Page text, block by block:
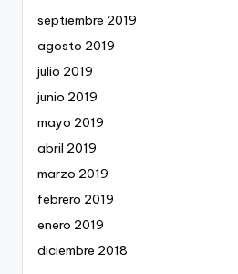
septiembre 2019
agosto 2019
julio 2019
junio 2019
mayo 2019
abril 2019
marzo 2019
febrero 2019
enero 2019
diciembre 2018